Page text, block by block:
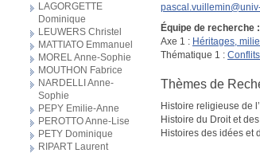
LAGORGETTE
Dominique
LEUWERS Christel
MATTIATO Emmanuel
MOREL Anne-Sophie
MOUTHON Fabrice
NARDELLI Anne-
Sophie
PEPY Emilie-Anne
PEROTTO Anne-Lise
PETY Dominique
RIPART Laurent
Équipe de recherche :
Axe 1 : Héritages,
Thématique 1 :
Thèmes de
Histoire religieuse de
Histoire du Droit et
Histoires des idées et